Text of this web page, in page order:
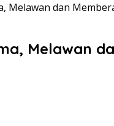
Melawan dan
Melawan